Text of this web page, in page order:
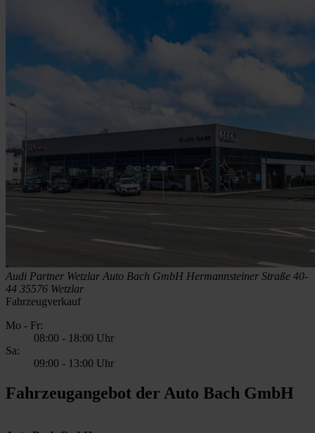
Audi Partner Wetzlar Auto Bach GmbH Hermannsteiner Straße 40-
44 35576 Wetzlar
Fahrzeugverkauf
Mo - Fr:
08:00 - 18:00 Uhr
Sa:
09:00 - 13:00 Uhr
Fahrzeugangebot der Auto Bach GmbH